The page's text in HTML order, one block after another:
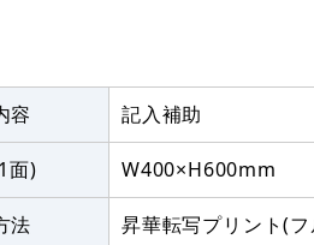
容 記入補助
面) W400×H600mm
法 昇華転写プリント(